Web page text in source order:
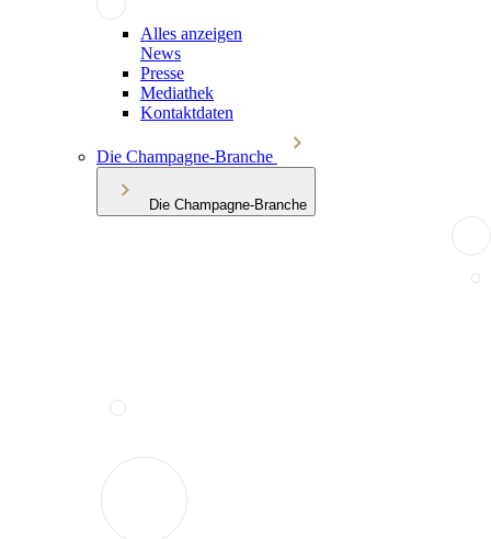
Alles anzeigen
News
Presse
Mediathek
Kontaktdaten
Die Champagne-Branche
Die Champagne-Branche